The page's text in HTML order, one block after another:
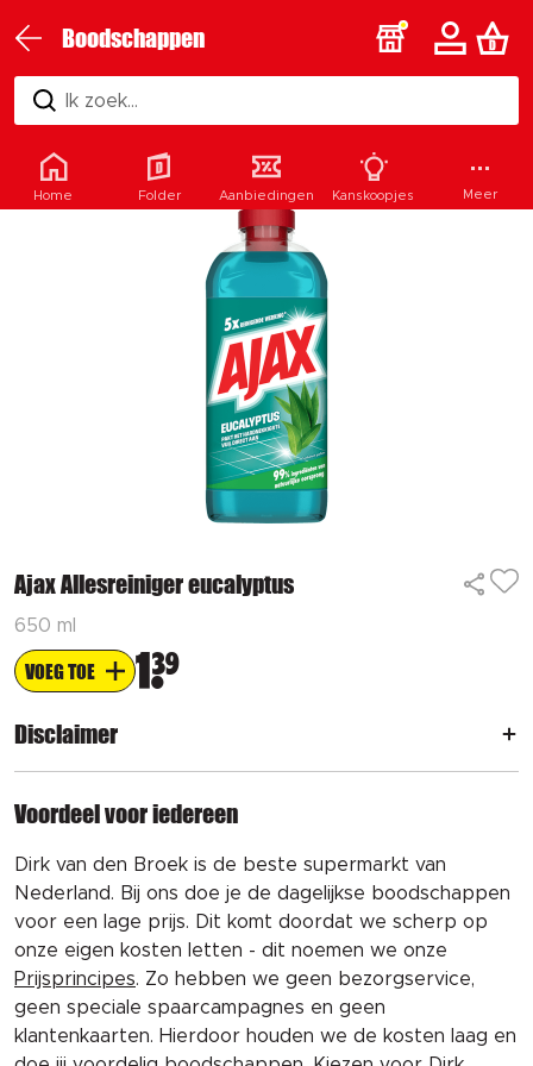
Boodschappen
Ik zoek...
Ajax Allesreiniger eucalyptus
650 ml
VOEG TOE 1 39
Disclaimer
Voordeel voor iedereen
Dirk van den Broek is de beste supermarkt van
Nederland. Bij ons doe je de dagelijkse boodschappen
voor een lage prijs. Dit komt doordat we scherp op
onze eigen kosten letten - dit noemen we onze
Prijsprincipes. Zo hebben we geen bezorgservice,
geen speciale spaarcampagnes en geen
klantenkaarten. Hierdoor houden we de kosten laag en
Home Folder Aanbiedingen Kanskoopjes Meer